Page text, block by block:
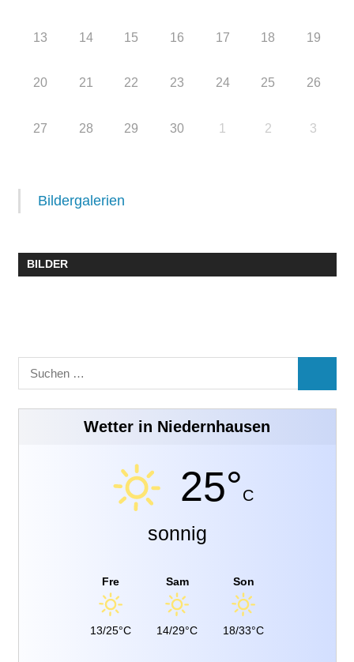
13 14 15 16 17 18 19
20 21 22 23 24 25 26
27 28 29 30 1 2 3
Bildergalerien
BILDER
Suchen
nach:
Wetter in Niedernhausen
25°C
sonnig
Fre
13/25°C
Sam
14/29°C
Son
18/33°C